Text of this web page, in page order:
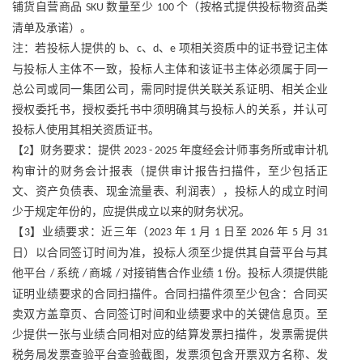
铺货自营商品 SKU数量至少 100 个（按格式提供投标物资品类
清单及承诺）。
注：若投标人提供的 b、 c、 d、e 项相关资质中的证书登记主体
与投标人主体不一致，投标人主体和该证书主体必须属于同一
总公司或同一集团公司，需同时提供关联关系证明、相关企业
授权委托书，授权委托书中须明确其与投标人的关系，并认可
投标人使用其相关资质证书。
【2】财务要求：提供 2023 - 2025年度经会计师事务所或审计机
构审计的财务会计报表（提供审计报告扫描件，至少包括正
文、资产负债表、现金流量表、利润表），投标人的成立时间
少于规定年份的，应提供成立以来的财务状况。
【 3】业绩要求：近三年（2023 年 1 月 1 日至 2026 年 5 月 31
日）以合同签订时间为准，投标人须至少提供其自营平台与其
他平台 / 系统/ 商城 / 对接销售合作业绩 1份。投标人须提供能
证明业绩要求的合同扫描件。合同扫描件须至少包含：合同买
卖双方盖章页、合同签订时间和业绩要求中的关键信息页。至
少提供一张与业绩合同相对应的结算发票扫描件，发票需提供
税务局发票查验平台查验截图，发票须包含开票双方名称、发